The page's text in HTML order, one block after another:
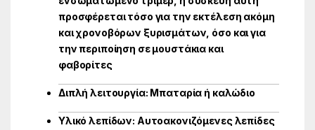
προσφέρεται τόσο για την εκτέλεση ακόμη
και χρονοβόρων ξυρισμάτων, όσο και για
την περιποίηση σε μουστάκια και
φαβορίτες
Διπλή λειτουργία: Μπαταρία ή καλώδιο
Υλικό λεπίδων: Αυτοακονιζόμενες λεπίδες